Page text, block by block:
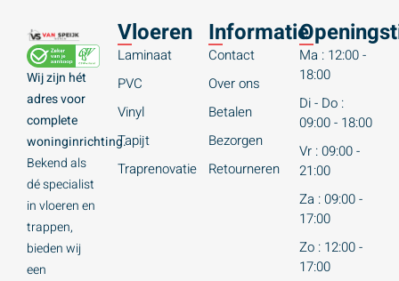
Wij zijn hét
adres voor
complete
woninginrichting.
Bekend als
dé specialist
in vloeren en
trappen,
bieden wij
een
Vloeren
Laminaat
PVC
Vinyl
Tapijt
Traprenovatie
Informatie
Contact
Over ons
Betalen
Bezorgen
Retourneren
Ma : 12:00 -
18:00
Di - Do :
09:00 - 18:00
Vr : 09:00 -
21:00
Za : 09:00 -
17:00
Zo : 12:00 -
17:00